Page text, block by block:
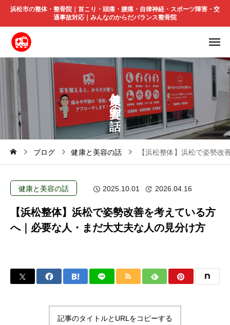
浜松市の整体・整骨院｜首こり・頭痛・腰痛・自律神経・スポーツ障害・交
通事故対応｜みんなのからだバランス整骨院
と
の
ブログ 健康と美容の話 【浜松整体】浜松で姿勢
健康と美容の話 2025.10.01 2026.04.16
【浜松整体】浜松で姿勢改善を考えている方
へ｜必要な人・まだ大丈夫な人の見分け方
記事のタイトルとURLをコピーする